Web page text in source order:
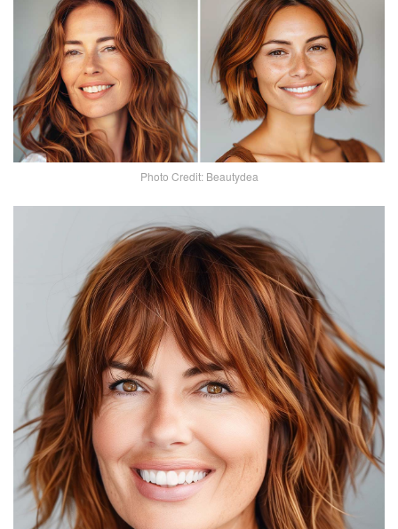
Photo Credit: Beautydea